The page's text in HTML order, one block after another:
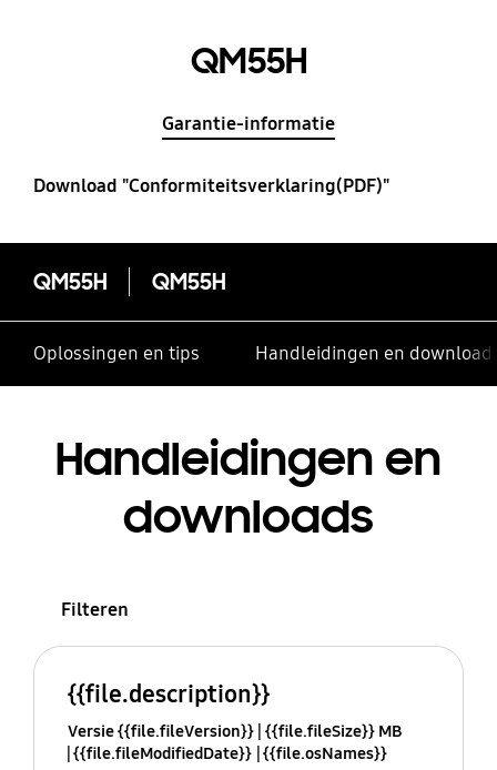
QM55H
Garantie-informatie
Download "Conformiteitsverklaring(PDF)"
QM55H QM55H
Oplossingen en tips Handleidingen en
Handleidingen en
downloads
Filteren
{{file.description}}
Versie {{file.fileVersion}} {{file.fileSize}} MB
{{file.fileModifiedDate}} {{file.osNames}}